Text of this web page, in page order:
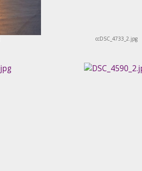
ccDSC_4733_2.jpg